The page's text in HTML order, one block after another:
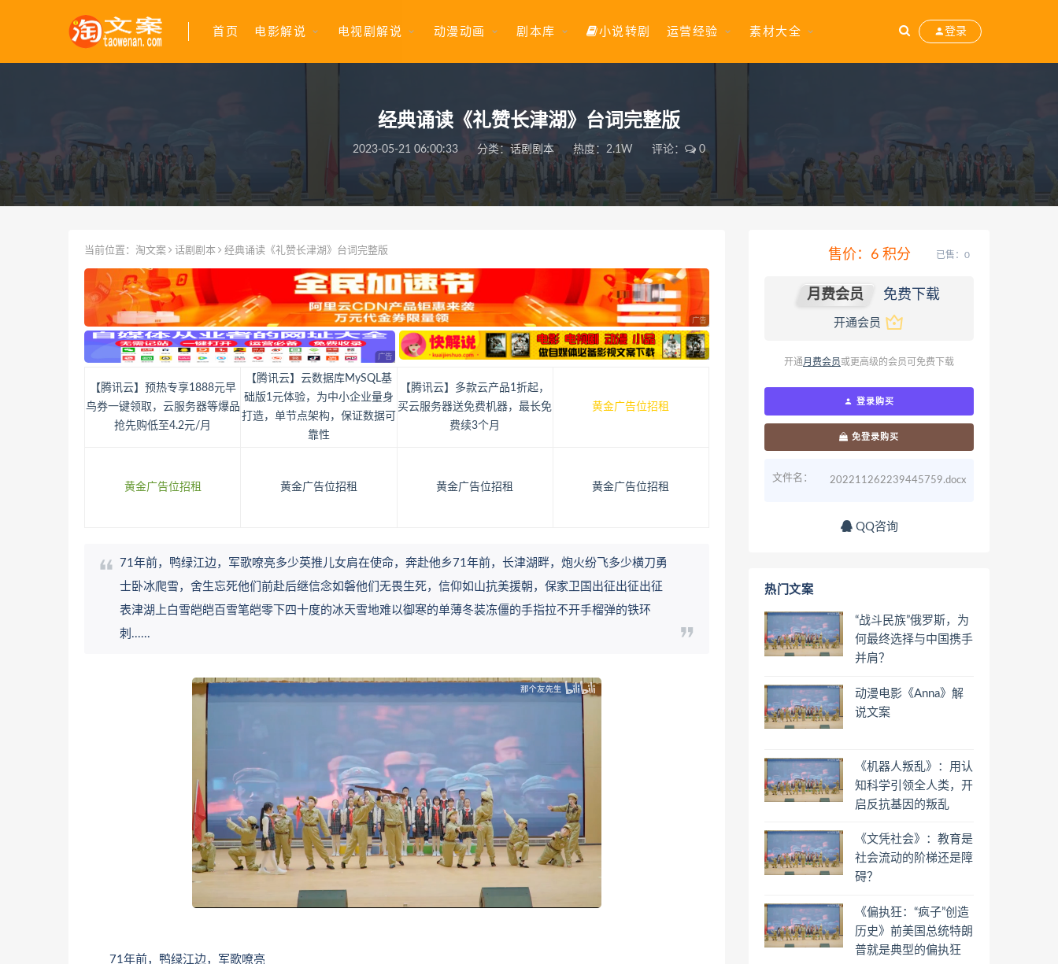
首页 电影解说 电视剧解说 动漫动画 剧本库 小说转剧 运营经验 素材大全 登录
经典诵读《礼赞长津湖》台词完整版
2023-05-21 06:00:33 分类：话剧剧本 热度：2.1W 评论： 0
当前位置： 淘文案 话剧剧本 经典诵读《礼赞长津湖》台词完整版
【腾讯云】预热专享1888元早
鸟券一键领取，云服务器等爆品
抢先购低至4.2元/月
【腾讯云】云数据库MySQL基
础版1元体验，为中小企业量身
打造，单节点架构，保证数据可
靠性
【腾讯云】多款云产品1折起，
买云服务器送免费机器，最长免
费续3个月
黄金广告位招租
黄金广告位招租 黄金广告位招租 黄金广告位招租 黄金广告位招租
71年前，鸭绿江边，军歌嘹亮多少英推儿女肩在使命，奔赴他乡71年前，长津湖畔，炮火纷飞多少横刀勇
士卧冰爬雪，舍生忘死他们前赴后继信念如磐他们无畏生死，信仰如山抗美援朝，保家卫国出征出征出征
表津湖上白雪皑皑百雪笔皑零下四十度的冰天雪地难以御寒的单薄冬装冻僵的手指拉不开手榴弹的铁环
刺......
71年前，鸭绿江边，军歌嘹亮
售价： 6积分
月费会员 免费下载
开通会员
开通月费会员或更高级的会员可免费下载
已售：0
登录购买
免登录购买
文件名： 202211262239445759.docx
QQ咨询
热门文案
“战斗民族”俄罗斯，为
何最终选择与中国携手
并肩？
动漫电影《Anna》解
说文案
《机器人叛乱》：用认
知科学引领全人类，开
启反抗基因的叛乱
《文凭社会》：教育是
社会流动的阶梯还是障
碍？
《偏执狂：“疯子”创造
历史》前美国总统特朗
普就是典型的偏执狂